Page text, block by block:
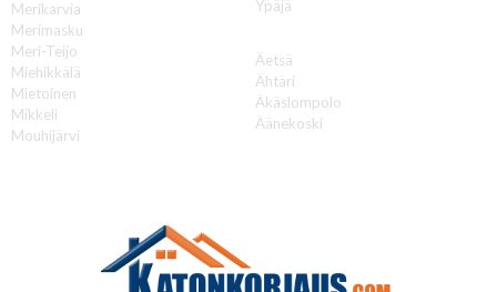
Merikarvia
Merimasku
Meri-Teijo
Miehikkälä
Mietoinen
Mikkeli
Mouhijärvi
Ypäjä
Äetsä
Ähtäri
Äkäslompolo
Äänekoski